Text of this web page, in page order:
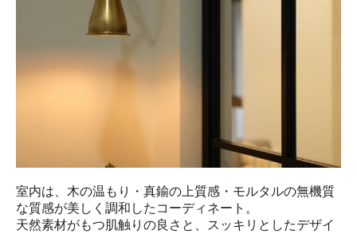
室内は、木の温もり・真鍮の上質感・モルタルの無機質
な質感が美しく調和したコーディネート。
天然素材がもつ肌触りの良さと、スッキリとしたデザイ